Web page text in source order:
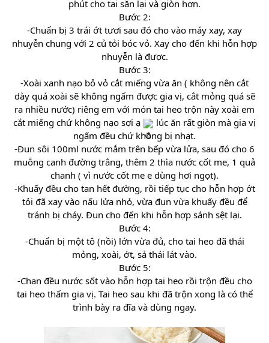
phút cho tai săn lại và giòn hơn.
Bước 2:
-Chuẩn bị 3 trái ớt tươi sau đó cho vào máy xay, xay
nhuyễn chung với 2 củ tỏi bóc vỏ. Xay cho đến khi hỗn hợp
nhuyễn là được.
Bước 3:
-Xoài xanh nạo bỏ vỏ cắt miếng vừa ăn ( không nên cắt
dày quá xoài sẽ không ngấm được gia vị, cắt mỏng quá sẽ
ra nhiều nước) riêng em với món tai heo trộn này xoài em
cắt miếng chứ không nạo sợi ạ
lúc ăn rất giòn mà gia vị
ngấm đều chứ không bị nhạt.
-Đun sôi 100ml nước mắm trên bếp vừa lửa, sau đó cho 6
muỗng canh đường trắng, thêm 2 thìa nước cốt me, 1 quả
chanh ( vì nước cốt me e dùng hơi ngọt).
-Khuấy đều cho tan hết đường, rồi tiếp tục cho hỗn hợp ớt
tỏi đã xay vào nấu lửa nhỏ, vừa đun vừa khuấy đều để
tránh bị cháy. Đun cho đến khi hỗn hợp sánh sệt lại.
Bước 4:
-Chuẩn bị một tô (nồi) lớn vừa đủ, cho tai heo đã thái
mỏng, xoài, ớt, sả thái lát vào.
Bước 5:
-Chan đều nước sốt vào hỗn hợp tai heo rồi trộn đều cho
tai heo thấm gia vị. Tai heo sau khi đã trộn xong là có thể
trình bày ra đĩa và dùng ngay.